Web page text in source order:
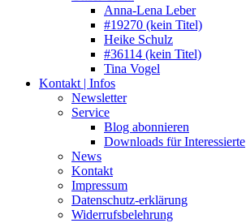
Anna-Lena Leber
#19270 (kein Titel)
Heike Schulz
#36114 (kein Titel)
Tina Vogel
Kontakt | Infos
Newsletter
Service
Blog abonnieren
Downloads für Interessierte
News
Kontakt
Impressum
Datenschutz-erklärung
Widerrufsbelehrung